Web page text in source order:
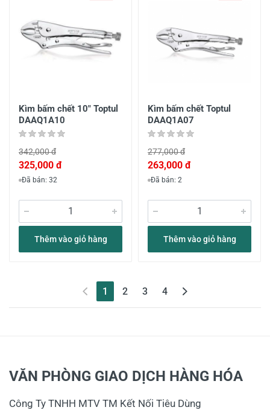
Kìm bấm chết 10" Toptul
DAAQ1A10
342,000 đ
325,000 đ
Đã bán: 32
Thêm vào giỏ hàng
Kìm bấm chết Toptul
DAAQ1A07
277,000 đ
263,000 đ
Đã bán: 2
Thêm vào giỏ hàng
1 (current)
2 3 4
VĂN PHÒNG GIAO DỊCH HÀNG HÓA
Công Ty TNHH MTV TM Kết Nối Tiêu Dùng